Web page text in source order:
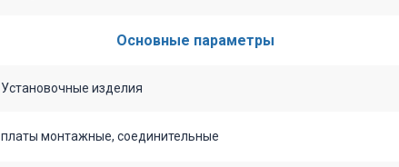
Основные параметры
Установочные изделия
платы монтажные, соединительные